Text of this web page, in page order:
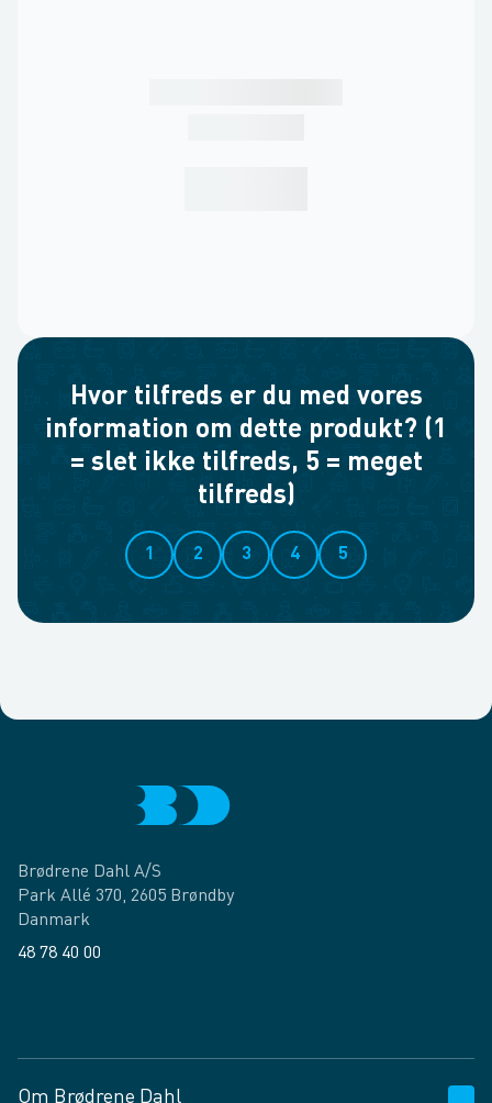
Hvor tilfreds er du med vores
information om dette produkt? (1
= slet ikke tilfreds, 5 = meget
tilfreds)
1 2 3 4 5
Brødrene Dahl A/S
Park Allé 370, 2605 Brøndby
Danmark
48 78 40 00
Om Brødrene Dahl